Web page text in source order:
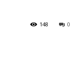
0
148